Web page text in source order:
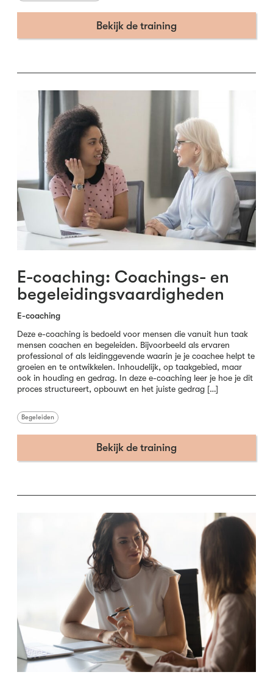
Bekijk de training
E-coaching: Coachings- en
begeleidingsvaardigheden
E-coaching
Deze e-coaching is bedoeld voor mensen die vanuit hun taak
mensen coachen en begeleiden. Bijvoorbeeld als ervaren
professional of als leidinggevende waarin je je coachee helpt te
groeien en te ontwikkelen. Inhoudelijk, op taakgebied, maar
ook in houding en gedrag. In deze e-coaching leer je hoe je dit
proces structureert, opbouwt en het juiste gedrag […]
Begeleiden
Bekijk de training